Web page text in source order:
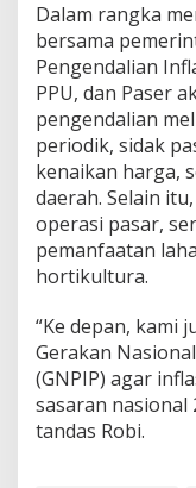
Dalam rangka
bersama
Pengendalian
PPU, dan Paser
pengendalian
periodik, sidak
kenaikan harga,
daerah. Selain
operasi pasar,
pemanfaatan
hortikultura.
“Ke depan, kami
Gerakan
(GNPIP) agar
sasaran nasional
tandas Robi.